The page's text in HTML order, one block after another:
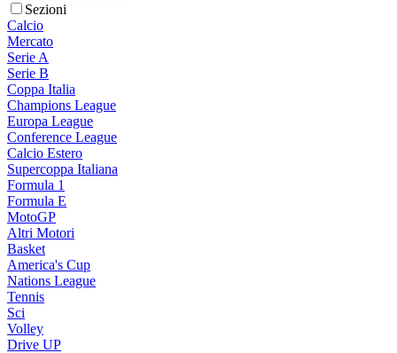
Sezioni
Calcio
Mercato
Serie A
Serie B
Coppa Italia
Champions League
Europa League
Conference League
Calcio Estero
Supercoppa Italiana
Formula 1
Formula E
MotoGP
Altri Motori
Basket
America's Cup
Nations League
Tennis
Sci
Volley
Drive UP